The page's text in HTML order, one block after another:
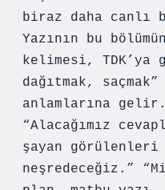
biraz daha canlı
Yazının bu
kelimesi, TDK’ya
dağıtmak, saçmak”
anlamlarına
“Alacağımız
şayan görülenleri
neşredeceğiz.”